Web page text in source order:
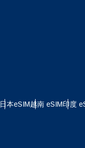
日本eSIM越南 eSIM印度